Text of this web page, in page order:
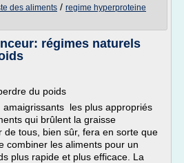
des aliments / regime hyperproteine
régimes naturels
du poids
les plus appropriés
qui brûlent la graisse
de tous, bien sûr, fera en sorte que
combiner les aliments pour un
plus rapide et plus efficace. La